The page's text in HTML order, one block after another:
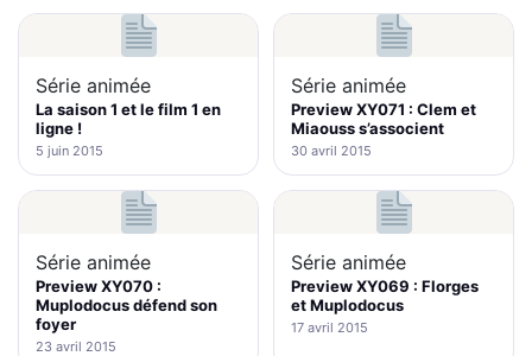
Série animée
La saison 1 et le film 1 en
ligne !
5 juin 2015
Série animée
Preview XY071 : Clem et
Miaouss s’associent
30 avril 2015
Série animée
Preview XY070 :
Muplodocus défend son
foyer
23 avril 2015
Série animée
Preview XY069 : Florges
et Muplodocus
17 avril 2015